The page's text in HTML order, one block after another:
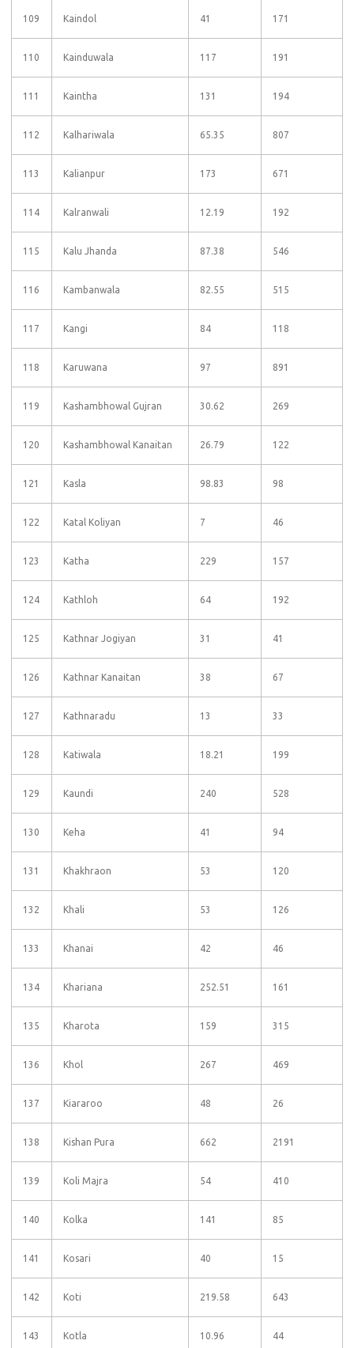
109 Kaindol 41 171
110 Kainduwala 117 191
111 Kaintha 131 194
112 Kalhariwala 65.35 807
113 Kalianpur 173 671
114 Kalranwali 12.19 192
115 Kalu Jhanda 87.38 546
116 Kambanwala 82.55 515
117 Kangi 84 118
118 Karuwana 97 891
119 Kashambhowal Gujran 30.62 269
120 Kashambhowal Kanaitan 26.79 122
121 Kasla 98.83 98
122 Katal Koliyan 7 46
123 Katha 229 157
124 Kathloh 64 192
125 Kathnar Jogiyan 31 41
126 Kathnar Kanaitan 38 67
127 Kathnaradu 13 33
128 Katiwala 18.21 199
129 Kaundi 240 528
130 Keha 41 94
131 Khakhraon 53 120
132 Khali 53 126
133 Khanai 42 46
134 Khariana 252.51 161
135 Kharota 159 315
136 Khol 267 469
137 Kiararoo 48 26
138 Kishan Pura 662 2191
139 Koli Majra 54 410
140 Kolka 141 85
141 Kosari 40 15
142 Koti 219.58 643
143 Kotla 10.96 44